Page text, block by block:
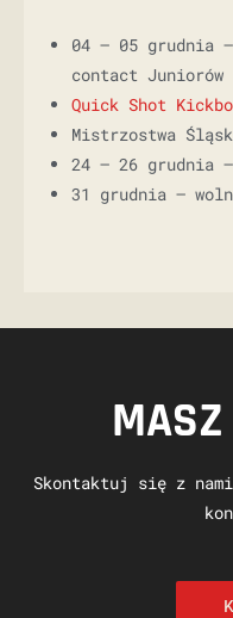
04 – 05 grudnia
contact Juniorów
Quick Shot
Mistrzostwa
24 – 26 grudnia
31 grudnia –
Skontaktuj się z